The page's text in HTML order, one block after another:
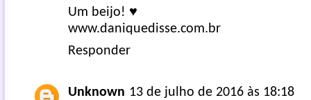
Um beijo! ♥
www.daniquedisse.com.br
Responder
Unknown 13 de julho de 2016 às 18:18